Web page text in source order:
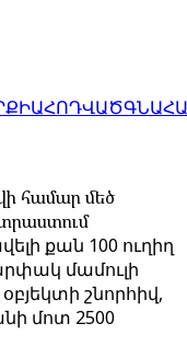
ՀՈԴՎԱԾ
համար մեծ
քան 100 ուղիղ
մամուլի
շնորհիվ,
մոտ 2500